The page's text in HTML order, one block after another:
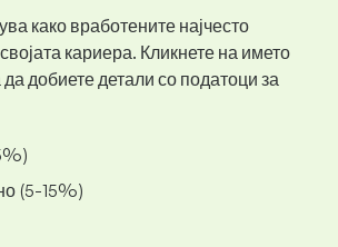
како вработените најчесто
кариера. Кликнете на името
да добиете детали со податоци за
(5-15%)